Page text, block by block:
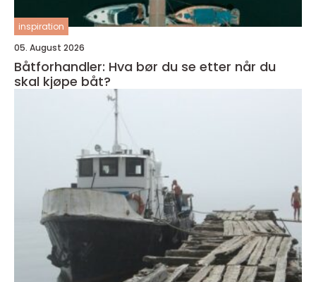
inspiration
05. August 2026
Båtforhandler: Hva bør du se etter når du
skal kjøpe båt?